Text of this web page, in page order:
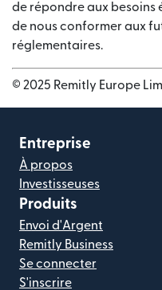
de répondre aux besoins
de nous conformer aux
réglementaires.
© 2025 Remitly Europe
Entreprise
À propos
Investisseuses
Produits
Envoi d'Argent
Remitly Business
Se connecter
S'inscrire